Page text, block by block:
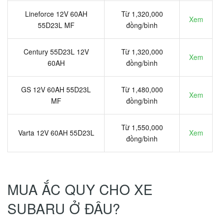
Lineforce 12V 60AH
55D23L MF
Từ 1,320,000
đồng/bình
Xem
Century 55D23L 12V
60AH
Từ 1,320,000
đồng/bình
Xem
GS 12V 60AH 55D23L
MF
Từ 1,480,000
đồng/bình
Xem
Varta 12V 60AH 55D23L
Từ 1,550,000
đồng/bình
Xem
MUA ẮC QUY CHO XE
SUBARU Ở ĐÂU?